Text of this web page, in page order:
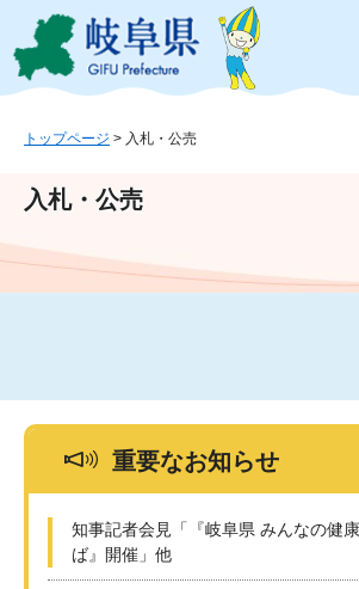
ジ
ュ
文
このページの本文へ
トップページ > 入札・公売
入札・公売
重要なお知らせ
知事記者会見「『岐阜県 みんなの健
ば』開催」他